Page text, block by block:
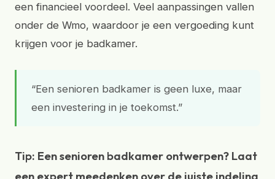
een financieel voordeel. Veel aanpassingen vallen
onder de Wmo, waardoor je een vergoeding kunt
krijgen voor je badkamer.
“Een senioren badkamer is geen luxe, maar
een investering in je toekomst.”
Tip: Een senioren badkamer ontwerpen? Laat
een expert meedenken over de juiste indeling